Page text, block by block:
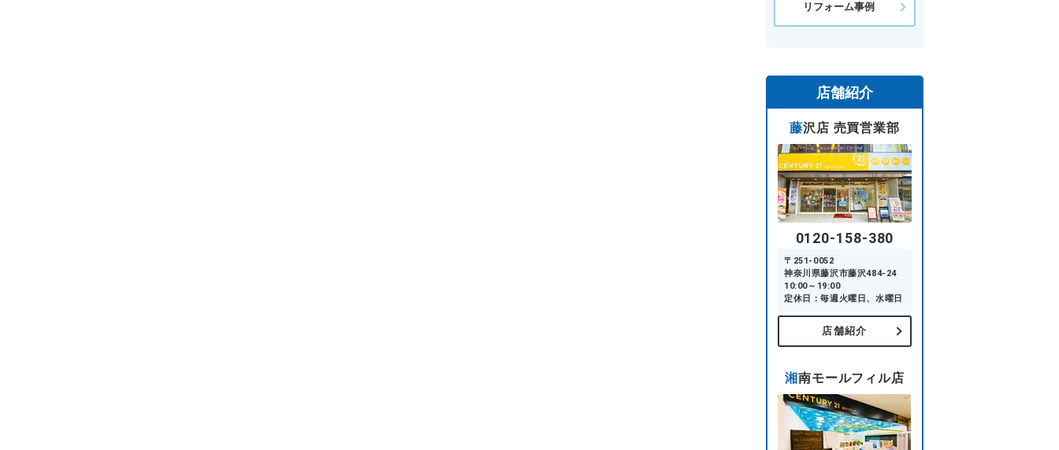
リフォーム事例
店舗紹介
藤沢店 売買営業部
0120-158-380
〒251-0052
神奈川県藤沢市藤沢484-24
10:00～19:00
定休日：毎週火曜日、水曜日
店舗紹介
湘南モールフィル店